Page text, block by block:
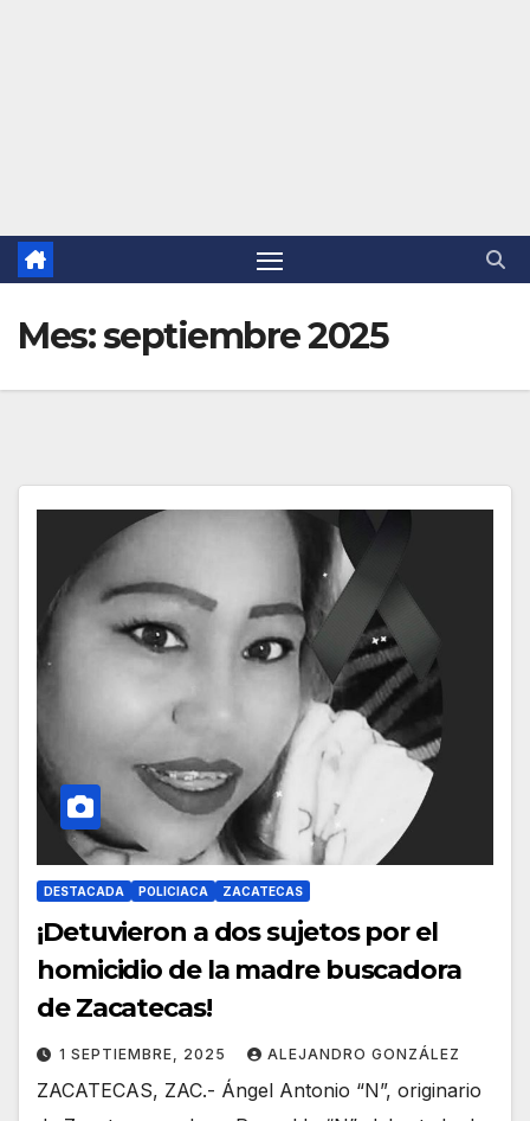
Mes:septiembre 2025
DESTACADA POLICIACA ZACATECAS
¡Detuvieron a dos sujetos por el
homicidio de la madre buscadora
de Zacatecas!
1 SEPTIEMBRE, 2025 ALEJANDRO GONZÁLEZ
ZACATECAS, ZAC.- Ángel Antonio “N”, originario